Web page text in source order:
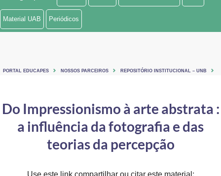
Ministério de Minas e Energia
Controladoria-Geral da União
Ministério da Mulher, da Família e dos Direitos Humanos
Material UAB Periódicos
PORTAL EDUCAPES NOSSOS PARCEIROS REPOSITÓRIO INSTITUCIONAL – UNB
Do Impressionismo à arte abstrata :
a influência da fotografia e das
teorias da percepção